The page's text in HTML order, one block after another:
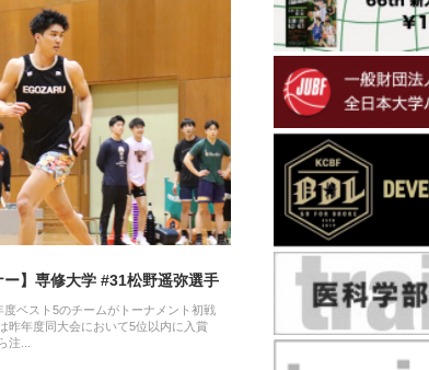
ー】専修大学 #31松野遥弥選手
度ベスト5のチームがトーナメント初戦
昨年度同大会において5位以内に入賞
注...